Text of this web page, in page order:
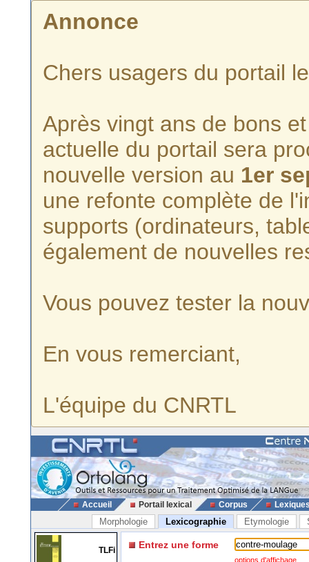
Annonce
Chers usagers du portail
Après vingt ans de bons
actuelle du portail sera
nouvelle version au 1er
une refonte complète de
supports (ordinateurs,
également de nouvelles
Vous pouvez tester la
En vous remerciant,
L'équipe du CNRTL
Accueil Portail lexical Corpus
Morphologie Lexicographie Etymologie
TLFi Entrez une forme
options d'affichage